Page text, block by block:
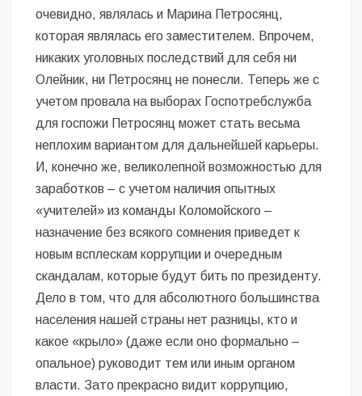
очевидно, являлась и Марина Петросянц,
которая являлась его заместителем. Впрочем,
никаких уголовных последствий для себя ни
Олейник, ни Петросянц не понесли. Теперь же с
учетом провала на выборах Госпотребслужба
для госпожи Петросянц может стать весьма
неплохим вариантом для дальнейшей карьеры.
И, конечно же, великолепной возможностью для
заработков – с учетом наличия опытных
«учителей» из команды Коломойского –
назначение без всякого сомнения приведет к
новым всплескам коррупции и очередным
скандалам, которые будут бить по президенту.
Дело в том, что для абсолютного большинства
населения нашей страны нет разницы, кто и
какое «крыло» (даже если оно формально –
опальное) руководит тем или иным органом
власти. Зато прекрасно видит коррупцию,